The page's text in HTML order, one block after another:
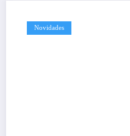
Novidades